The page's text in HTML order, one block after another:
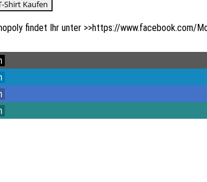
findet Ihr unter >>https://www.facebook.com/